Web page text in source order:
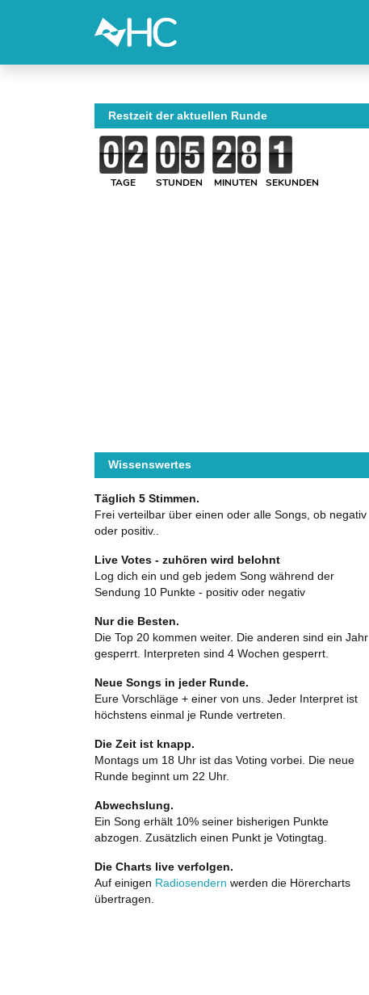
Restzeit der aktuellen Runde
TAGE STUNDEN MINUTEN SEKUNDEN
Wissenswertes
Täglich 5 Stimmen.
Frei verteilbar über einen oder alle Songs, ob negativ
oder positiv..
Live Votes - zuhören wird belohnt
Log dich ein und geb jedem Song während der
Sendung 10 Punkte - positiv oder negativ
Nur die Besten.
Die Top 20 kommen weiter. Die anderen sind ein Jahr
gesperrt. Interpreten sind 4 Wochen gesperrt.
Neue Songs in jeder Runde.
Eure Vorschläge + einer von uns. Jeder Interpret ist
höchstens einmal je Runde vertreten.
Die Zeit ist knapp.
Montags um 18 Uhr ist das Voting vorbei. Die neue
Runde beginnt um 22 Uhr.
Abwechslung.
Ein Song erhält 10% seiner bisherigen Punkte
abzogen. Zusätzlich einen Punkt je Votingtag.
Die Charts live verfolgen.
Auf einigen Radiosendern werden die Hörercharts
übertragen.